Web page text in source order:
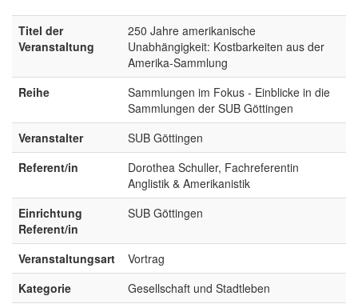
Titel der
Veranstaltung
250 Jahre amerikanische
Unabhängigkeit: Kostbarkeiten aus der
Amerika-Sammlung
Reihe
Sammlungen im Fokus - Einblicke in die
Sammlungen der SUB Göttingen
Veranstalter
SUB Göttingen
Referent/in
Dorothea Schuller, Fachreferentin
Anglistik & Amerikanistik
Einrichtung
Referent/in
SUB Göttingen
Veranstaltungsart
Vortrag
Kategorie
Gesellschaft und Stadtleben